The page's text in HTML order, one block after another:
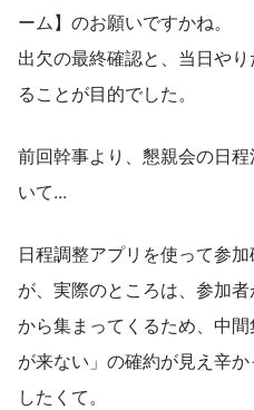
ーム】のお願いですかね。
出欠の最終確認と、当日や
ることが目的でした。
前回幹事より、懇親会の日
いて...
日程調整アプリを使って参
が、実際のところは、参加
から集まってくるため、中
が来ない」の確約が見え辛
したくて。